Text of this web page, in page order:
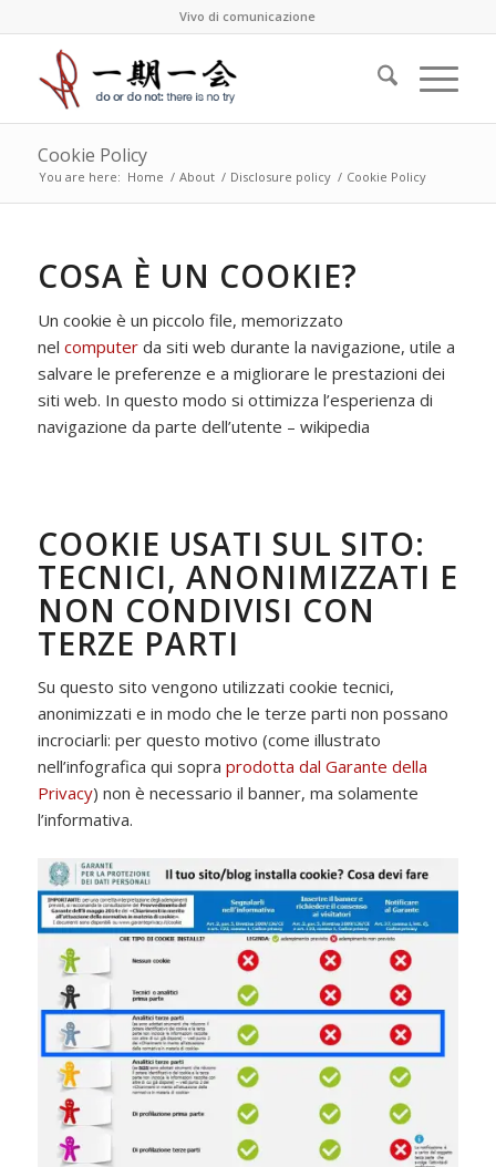
Vivo di comunicazione
Cookie Policy
You are here: Home / About / Disclosure policy / Cookie Policy
COSA È UN COOKIE?
Un cookie è un piccolo file, memorizzato
nel computerda siti web durante la navigazione, utile a
salvare le preferenze e a migliorare le prestazioni dei
siti web. In questo modo si ottimizza l’esperienza di
navigazione da parte dell’utente – wikipedia
COOKIE USATI SUL SITO:
TECNICI, ANONIMIZZATI E
NON CONDIVISI CON
TERZE PARTI
Su questo sito vengono utilizzati cookie tecnici,
anonimizzati e in modo che le terze parti non possano
incrociarli: per questo motivo (come illustrato
nell’infografica qui sopra prodotta dal Garante della
Privacy) non è necessario il banner, ma solamente
l’informativa.